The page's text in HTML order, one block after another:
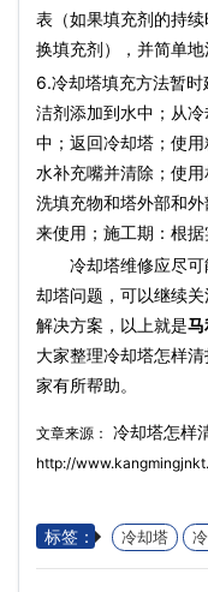
表（如果填充剂的持
换填充剂），并简单
6.冷却塔填充方法暂
洁剂添加到水中；从冷
中；返回冷却塔；使
水补充嘴并清除；使
洗填充物和塔外部和
来使用；施工期：根据
冷却塔维修应尽
却塔问题，可以继续
解决方案，以上就是马
大家整理冷却塔怎样
家有所帮助。
文章来源： 冷却塔怎样
http://
标签： 冷却塔